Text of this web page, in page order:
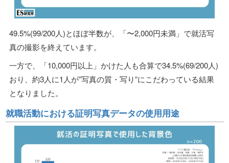
49.5%(99/200人)とほぼ半数が、「〜2,000円未満」で就活写
真の撮影を終えています。
一方で、「10,000円以上」かけた人も合算で34.5%(69/200人)
おり、約3人に1人が”写真の質・写り”にこだわっている結果
となりました。
就職活動における証明写真データの使用用途